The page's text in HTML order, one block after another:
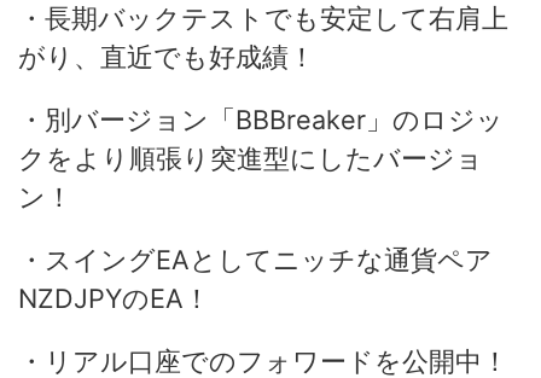
・長期バックテストでも安定して右肩上
がり、直近でも好成績！
・別バージョン「BBBreaker」のロジッ
クをより順張り突進型にしたバージョ
ン！
・スイングEAとしてニッチな通貨ペア
NZDJPYのEA！
・リアル口座でのフォワードを公開中！